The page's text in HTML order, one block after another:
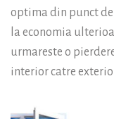
optima din punct
la economia
urmareste o
interior catre